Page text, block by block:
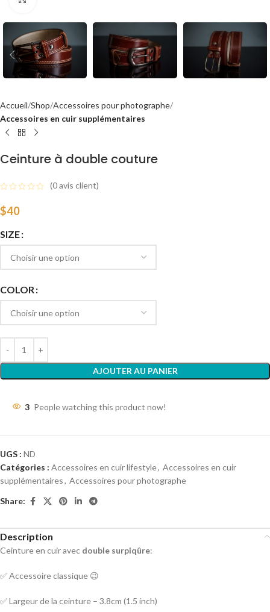
Accueil Shop Accessoires pour photographe
Accessoires en cuir supplémentaires
Ceinture à double couture
(0avis client)
$40
SIZE
COLOR
AJOUTER AU PANIER
3 People watching this product now!
UGS : ND
Catégories : Accessoires en cuir lifestyle, Accessoires en cuir
supplémentaires, Accessoires pour photographe
Share:
Description
Ceinture en cuir avec double surpiqûre:
✅ Accessoire classique 😉
✅ Largeur de la ceinture – 3.8cm (1.5 inch)